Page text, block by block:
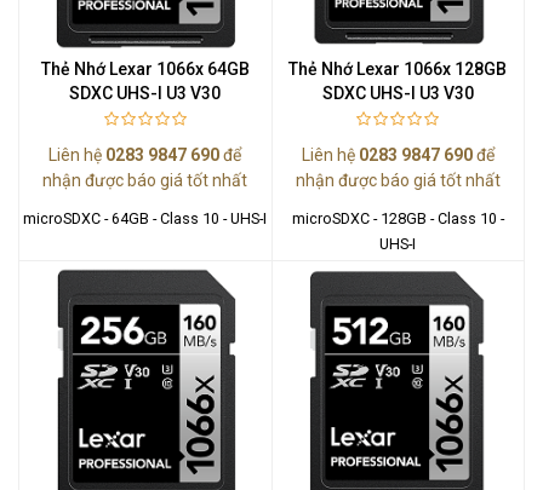
Thẻ Nhớ Lexar 1066x 64GB
SDXC UHS-I U3 V30
Liên hệ 0283 9847 690để
nhận được báo giá tốt nhất
microSDXC - 64GB - Class 10 - UHS-I
Thẻ Nhớ Lexar 1066x 128GB
SDXC UHS-I U3 V30
Liên hệ 0283 9847 690để
nhận được báo giá tốt nhất
microSDXC - 128GB - Class 10 -
UHS-I